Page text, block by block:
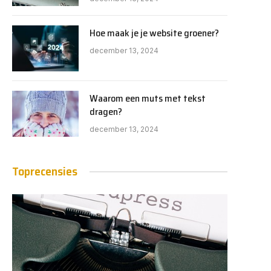
Hoe maak je je website groener?
december 13, 2024
Waarom een muts met tekst
dragen?
december 13, 2024
Toprecensies